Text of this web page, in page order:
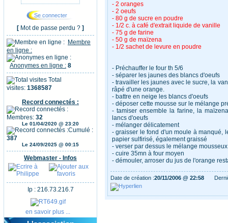
[ Mot de passe perdu ? ]
Membre
en ligne :
Anonymes en ligne : 8
Total
visites: 1368587
Record connectés :
Membres: 32
Le 01/04/2020 @ 23:20
Cumulé :
387
Le 24/09/2025 @ 00:15
Webmaster - Infos
Ip : 216.73.216.7
en savoir plus ...
- 2 oranges
- 2 oeufs
- 80 g de sucre en poudre
- 1/2 c. à café d'extrait liquide de vanille
- 75 g de farine
- 50 g de maïzena
- 1/2 sachet de levure en poudre
- Préchauffer le four th 5/6
- séparer les jaunes des blancs d'oeufs
- travailler les jaunes avec le sucre, la
râpé d'une orange.
- battre en neige les blancs d'oeufs
- déposer cette mousse sur le mélange
- tamiser ensemble la farine, la
lancs d'oeufs
- mélanger délicatement
- graisser le fond d'un moule à manqué,
papier sulfirisé, également graissé
- verser par dessus le mélange
- cuire 35mn à four moyen
- démouler, arroser du jus de l'orange
Date de création :20/11/2006 @ 22:58